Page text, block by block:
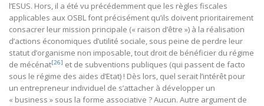
l’ESUS. Hors, il a été vu précédemment que les règles fiscales
applicables aux OSBL font précisément qu’ils doivent prioritairement
consacrer leur mission principale (« raison d’être ») à la réalisation
d’actions économiques d’utilité sociale, sous peine de perdre leur
statut d’organisme non imposable, tout droit de bénéficier du régime
de mécénat[26] et de subventions publiques (qui passent de facto
sous le régime des aides d’Etat) ! Dès lors, quel serait l’intérêt pour
un entrepreneur individuel de s’attacher à développer un
« business » sous la forme associative ? Aucun. Autre argument de